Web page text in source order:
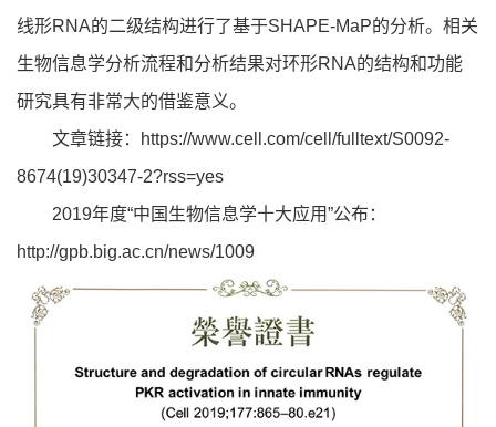
线形RNA的二级结构进行了基于SHAPE-MaP的分析。相关
生物信息学分析流程和分析结果对环形RNA的结构和功能
研究具有非常大的借鉴意义。
文章链接：
https://www.cell.com/cell/fulltext/S0092-
8674(19)30347-2?rss=yes
2019年度“中国生物信息学十大应用”公布：
http://gpb.big.ac.cn/news/1009